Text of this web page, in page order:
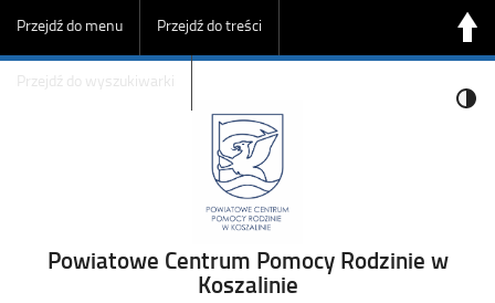
Przejdź do menu Przejdź do treści
Przejdź do wyszukiwarki
Powiatowe Centrum Pomocy Rodzinie w
Koszalinie